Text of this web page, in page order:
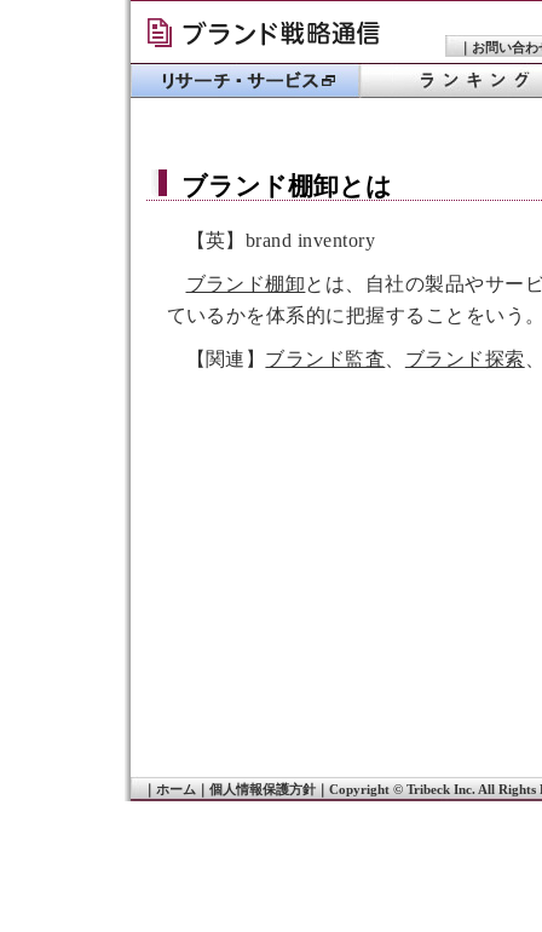
｜ お問い合わ
ブランド棚卸とは
【英】brand inventory
ブランド棚卸とは、自社の製品やサー
ているかを体系的に把握することをいう
【関連】 ブランド監査 ブランド探索
ホーム｜ 個人情報保護方針｜ Copyright © Tribeck Inc. All Rights